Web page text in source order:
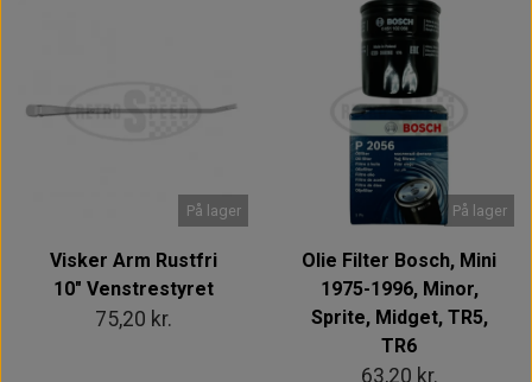
På lager
Visker Arm Rustfri
10" Venstrestyret
75,20 kr.
På lager
Olie Filter Bosch, Mini
1975-1996, Minor,
Sprite, Midget, TR5,
TR6
63,20 kr.